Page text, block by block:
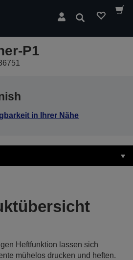
Suchen
P1
in Ihrer Nähe
Heftfunktion lassen sich
mühelos drucken und heften.